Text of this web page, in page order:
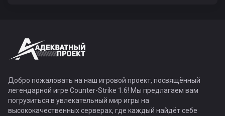
Добро пожаловать на наш игровой проект, посвящённый
легендарной игре Counter-Strike 1.6! Мы предлагаем вам
погрузиться в увлекательный мир игры на
высококачественных серверах, где каждый найдёт себе